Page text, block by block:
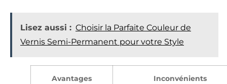
Lisez aussi : Choisir la Parfaite Couleur de
Vernis Semi-Permanent pour votre Style
Avantages Inconvénients